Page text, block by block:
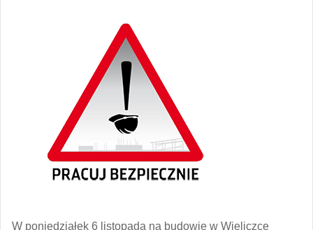
W poniedziałek 6 listopada na budowie w Wieliczce